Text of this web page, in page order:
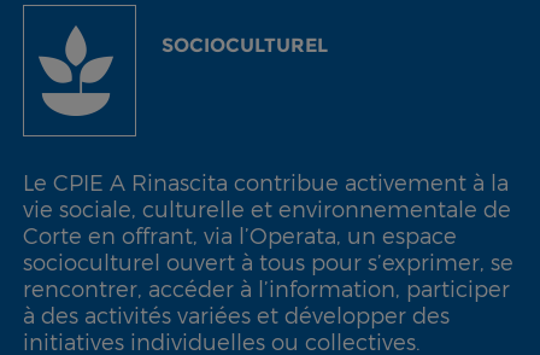
SOCIOCULTUREL
Le CPIE A Rinascita contribue activement à la
vie sociale, culturelle et environnementale de
Corte en offrant, via l’Operata, un espace
socioculturel ouvert à tous pour s’exprimer, se
rencontrer, accéder à l’information, participer
à des activités variées et développer des
initiatives individuelles ou collectives.